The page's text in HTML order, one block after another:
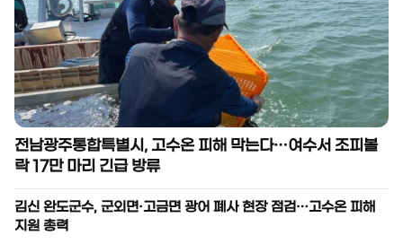
전남광주통합특별시, 고수온 피해 막는다…여수서 조피볼
락 17만 마리 긴급 방류
김신 완도군수, 군외면·고금면 광어 폐사 현장 점검…고수온 피해
지원 총력